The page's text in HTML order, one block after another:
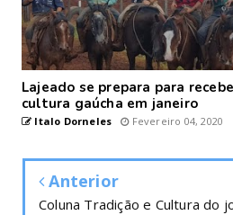
Lajeado se prepara para
cultura gaúcha em janeiro
Italo Dorneles Fevereiro 04, 2020
Anterior
Coluna Tradição e Cultura do